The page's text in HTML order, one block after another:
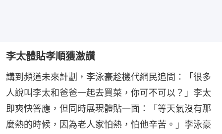
李太體貼孝順獲激讚
講到頻道未來計劃，李泳豪趁機代網民追問：「很多
人說叫李太和爸爸一起去買菜，你可不可以？」李太
即爽快答應，但同時展現體貼一面：「等天氣沒有那
麼熱的時候，因為老人家怕熱，怕他辛苦。」李泳豪